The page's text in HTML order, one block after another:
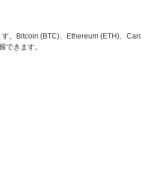
。Bitcoin (BTC)、Ethereum (ETH)、
できます。